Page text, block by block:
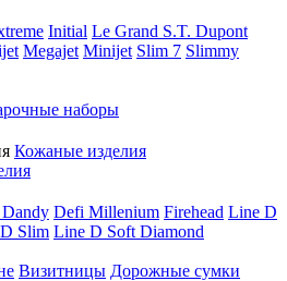
Initial Le Grand S.T. Dupont
Megajet Minijet Slim 7 Slimmy
наборы
Кожаные изделия
Defi Millenium Firehead Line D
Slim Line D Soft Diamond
Визитницы Дорожные сумки